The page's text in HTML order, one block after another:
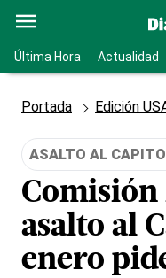
Última Hora Actualidad
Portada Edición
ASALTO AL
Comisión
asalto al
enero